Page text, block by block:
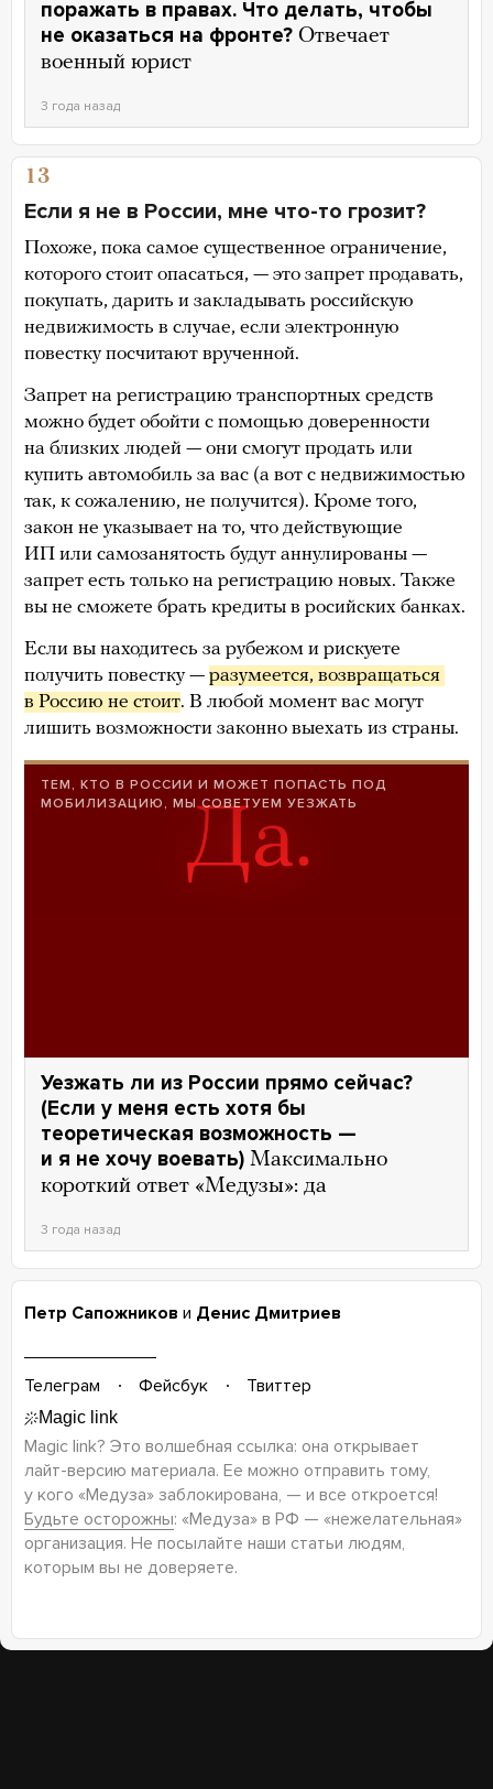
поражать в правах. Что делать, чтобы
не оказаться на фронте? Отвечает
военный юрист
3 года назад
13
Если я не в России, мне что-то грозит?
Похоже, пока самое существенное ограничение,
которого стоит опасаться, — это запрет продавать,
покупать, дарить и закладывать российскую
недвижимость в случае, если электронную
повестку посчитают врученной.
Запрет на регистрацию транспортных средств
можно будет обойти с помощью доверенности
на близких людей — они смогут продать или
купить автомобиль за вас (а вот с недвижимостью
так, к сожалению, не получится). Кроме того,
закон не указывает на то, что действующие
ИП или самозанятость будут аннулированы —
запрет есть только на регистрацию новых. Также
вы не сможете брать кредиты в росийских банках.
Если вы находитесь за рубежом и рискуете
получить повестку — разумеется, возвращаться
в Россию не стоит. В любой момент вас могут
лишить возможности законно выехать из страны.
ТЕМ, КТО В РОССИИ И МОЖЕТ ПОПАСТЬ ПОД
МОБИЛИЗАЦИЮ, МЫ СОВЕТУЕМ УЕЗЖАТЬ
Уезжать ли из России прямо сейчас?
(Если у меня есть хотя бы
теоретическая возможность —
и я не хочу воевать) Максимально
короткий ответ «Медузы»: да
3 года назад
Петр Сапожников и Денис Дмитриев
Телеграм Фейсбук Твиттер
Magic link? Это волшебная ссылка: она открывает
лайт-версию материала. Ее можно отправить тому,
у кого «Медуза» заблокирована, — и все откроется!
Будьте осторожны: «Медуза» в РФ — «нежелательная»
организация. Не посылайте наши статьи людям,
которым вы не доверяете.